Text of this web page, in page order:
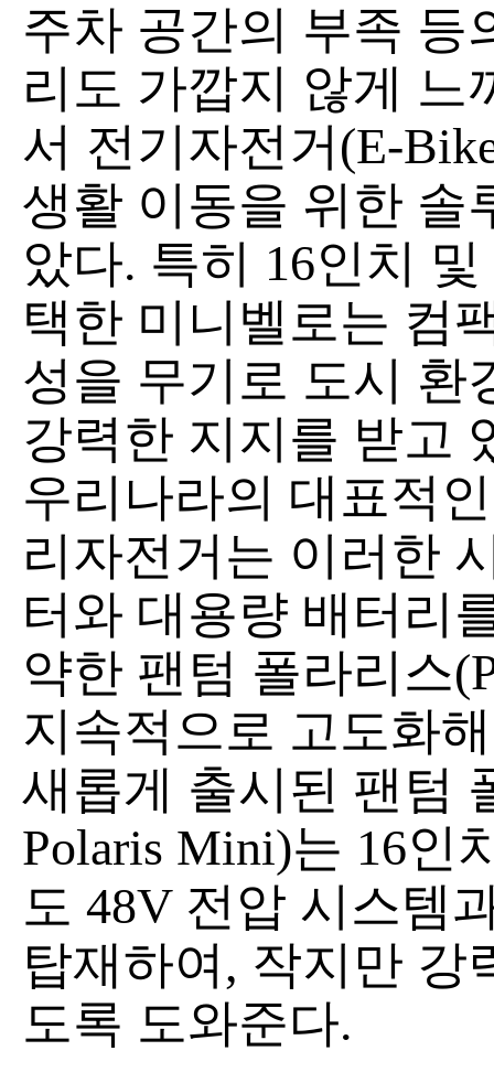
주차 공간의 부족 등
리도 가깝지 않게 느
서 전기자전거(E-
생활 이동을 위한 솔
았다. 특히 16인치
택한 미니벨로는 컴
성을 무기로 도시 환
강력한 지지를 받고
우리나라의 대표적
리자전거는 이러한
터와 대용량 배터리
약한 팬텀 폴라리스
지속적으로 고도화
새롭게 출시된 팬텀
Polaris Mini)는 16인
도 48V 전압 시스템
탑재하여, 작지만 강
도록 도와준다.